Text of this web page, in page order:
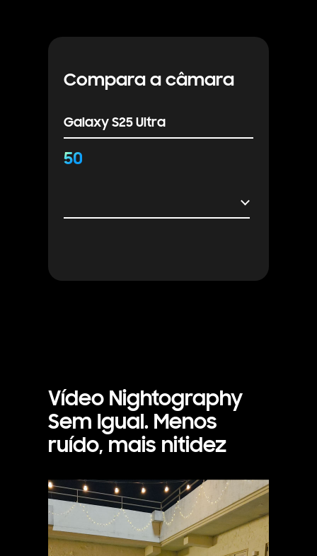
Compara a câmara
Galaxy S25 Ultra
50
Vídeo Nightography
Sem Igual. Menos
ruído, mais nitidez
É feito um vídeo de uma mulher e do seu cão no exterior à noite. O cão corre em direcção à mulher e o vídeo é nítido graças à câmera do Galaxy S25 Ultra.